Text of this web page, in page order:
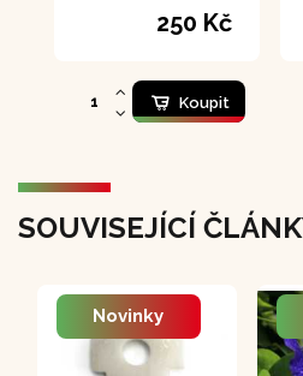
250 Kč
Koupit
SOUVISEJÍCÍ
Novinky